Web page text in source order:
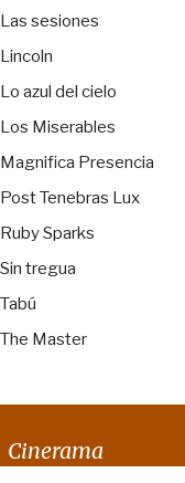
Las sesiones
Lincoln
Lo azul del cielo
Los Miserables
Magnifica Presencia
Post Tenebras Lux
Ruby Sparks
Sin tregua
Tabú
The Master
Cinerama